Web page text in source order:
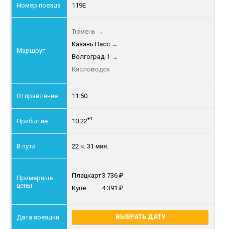
119Е
Тюмень →
Казань Пасс →
Волгоград-1 →
Кисловодск
11:50
10:22+1
22 ч. 31 мин.
Плацкарт3 736
Купе
4 391
ВЫБРАТЬ ДАТУ